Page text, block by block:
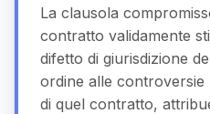
La clausola
contratto validamente
difetto di giurisdizione
ordine alle
di quel contratto,